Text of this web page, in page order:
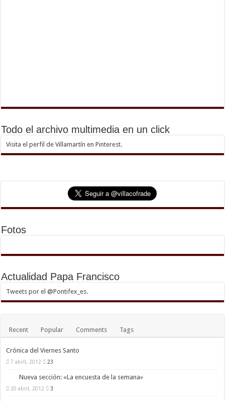
Todo el archivo multimedia en un click
Visita el perfil de Villamartín en Pinterest.
Fotos
Actualidad Papa Francisco
Tweets por el @Pontifex_es.
Recent Popular Comments Tags
Crónica del Viernes Santo
7 abril, 2012 23
Nueva sección: «La encuesta de la semana»
20 abril, 2012 3